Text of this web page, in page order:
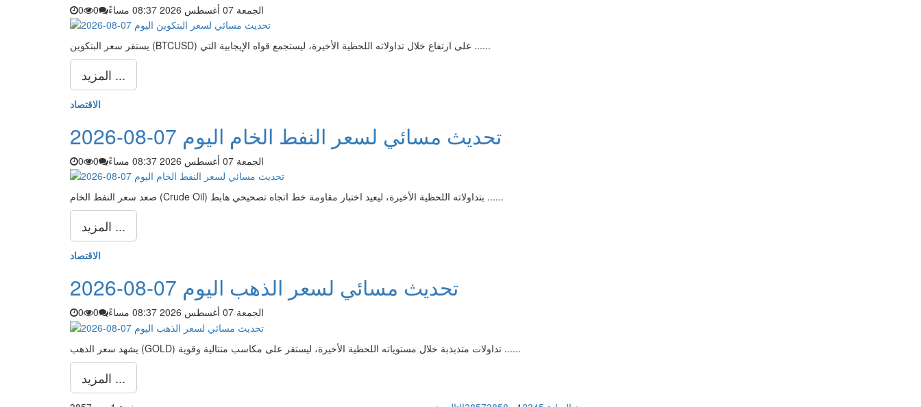
الجمعة 07 أغسطس 2026 08:37 مساءً 0
0
يستقر سعر البتكوين (BTCUSD) على ارتفاع خلال تداولاته اللحظية الأخيرة، ليستجمع قواه الإيجابية التي ......
المزيد ...
الاقتصاد
تحديث مسائي لسعر النفط الخام اليوم 07-08-2026
الجمعة 07 أغسطس 2026 08:37 مساءً 0
0
صعد سعر النفط الخام (Crude Oil) بتداولاته اللحظية الأخيرة، ليعيد اختبار مقاومة خط اتجاه تصحيحي هابط ......
المزيد ...
الاقتصاد
تحديث مسائي لسعر الذهب اليوم 07-08-2026
الجمعة 07 أغسطس 2026 08:37 مساءً 0
0
يشهد سعر الذهب (GOLD) تداولات متذبذبة خلال مستوياته اللحظية الأخيرة، ليستقر على مكاسب متتالية وقوية ......
المزيد ...